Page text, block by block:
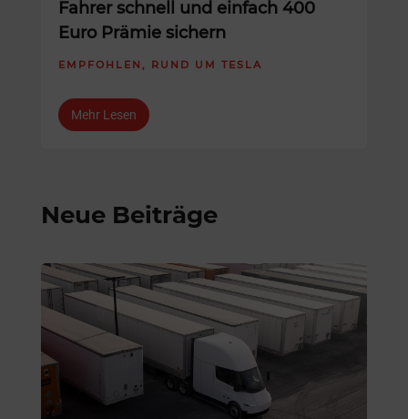
Fahrer schnell und einfach 400
Euro Prämie sichern
EMPFOHLEN , RUND UM TESLA
Mehr Lesen
Neue Beiträge